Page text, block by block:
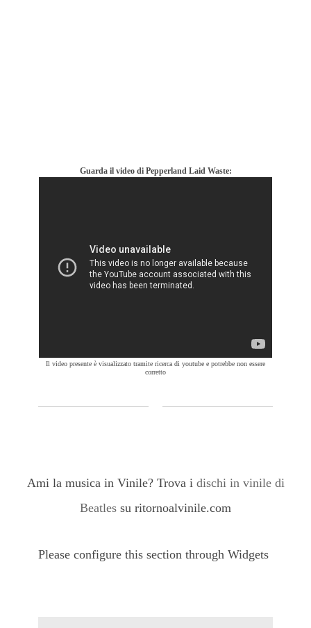
Guarda il video di Pepperland Laid Waste:
Il video presente è visualizzato tramite ricerca di youtube e potrebbe non essere
corretto
Ami la musica in Vinile? Trova i dischi in vinile di
Beatles su ritornoalvinile.com
Please configure this section through Widgets